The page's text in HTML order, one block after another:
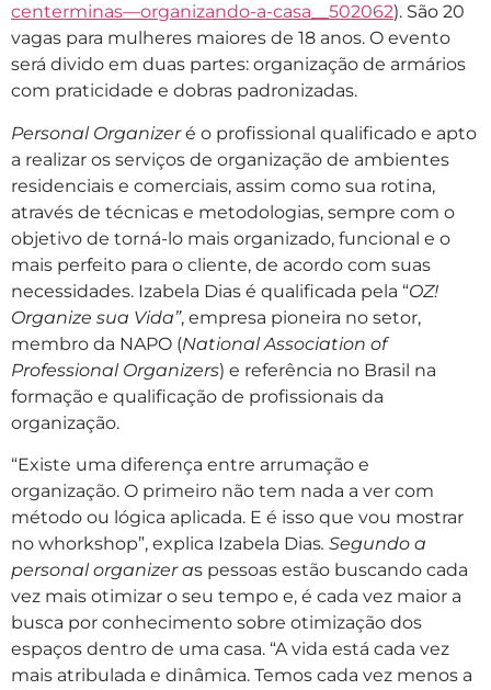
centerminas—organizando-a-casa__502062). São 20
vagas para mulheres maiores de 18 anos. O evento
será divido em duas partes: organização de armários
com praticidade e dobras padronizadas.
Personal Organizeré o profissional qualificado e apto
a realizar os serviços de organização de ambientes
residenciais e comerciais, assim como sua rotina,
através de técnicas e metodologias, sempre com o
objetivo de torná-lo mais organizado, funcional e o
mais perfeito para o cliente, de acordo com suas
necessidades. Izabela Dias é qualificada pela “OZ!
Organize sua Vida”, empresa pioneira no setor,
membro da NAPO (National Association of
Professional Organizers) e referência no Brasil na
formação e qualificação de profissionais da
organização.
“Existe uma diferença entre arrumação e
organização. O primeiro não tem nada a ver com
método ou lógica aplicada. E é isso que vou mostrar
no whorkshop”, explica Izabela Dias. Segundo a
personal organizer as pessoas estão buscando cada
vez mais otimizar o seu tempo e, é cada vez maior a
busca por conhecimento sobre otimização dos
espaços dentro de uma casa. “A vida está cada vez
mais atribulada e dinâmica. Temos cada vez menos a